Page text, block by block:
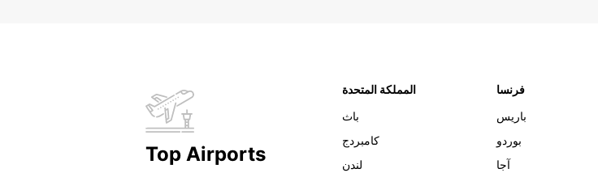
Top Airports
المملكة المتحدة
باث
كامبردج
لندن
فرنسا
باريس
بوردو
آجا